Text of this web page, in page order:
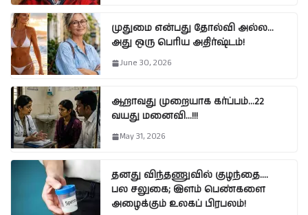
முதுமை என்பது தோல்வி அல்ல…
அது ஒரு பெரிய அதிர்ஷ்டம்!
June 30, 2026
ஆறாவது முறையாக கர்ப்பம்…22
வயது மனைவி…!!!
May 31, 2026
தனது விந்தணுவில் குழந்தை….
பல சலுகை; இளம் பெண்களை
அழைக்கும் உலகப் பிரபலம்!